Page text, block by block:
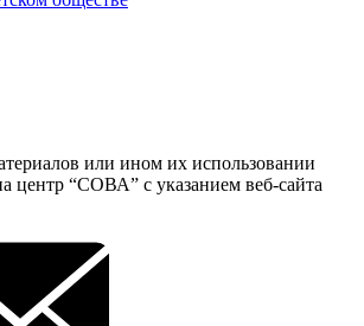
или ином их использовании
центр “СОВА” с указанием веб-сайта